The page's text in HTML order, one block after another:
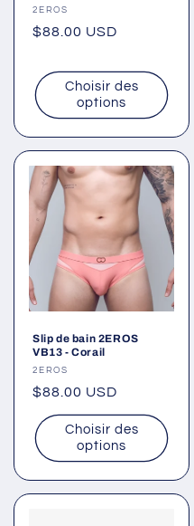
Fournisseur :
2EROS
Prix
$88.00 USD
Choisir des
options
Slip de bain 2EROS
VB13 - Corail
Fournisseur :
2EROS
Prix
habituel
$88.00 USD
Choisir des
options